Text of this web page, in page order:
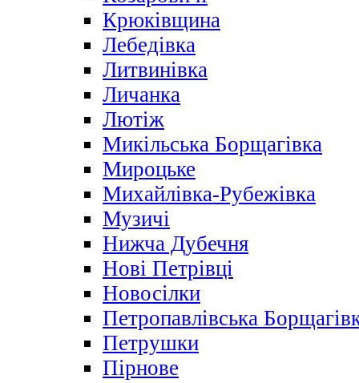
Крюківщина
Лебедівка
Литвинівка
Личанка
Лютіж
Микільська Борщагівка
Мироцьке
Михайлівка-Рубежівка
Музичі
Нижча Дубечня
Нові Петрівці
Новосілки
Петропавлівська
Петрушки
Пірнове